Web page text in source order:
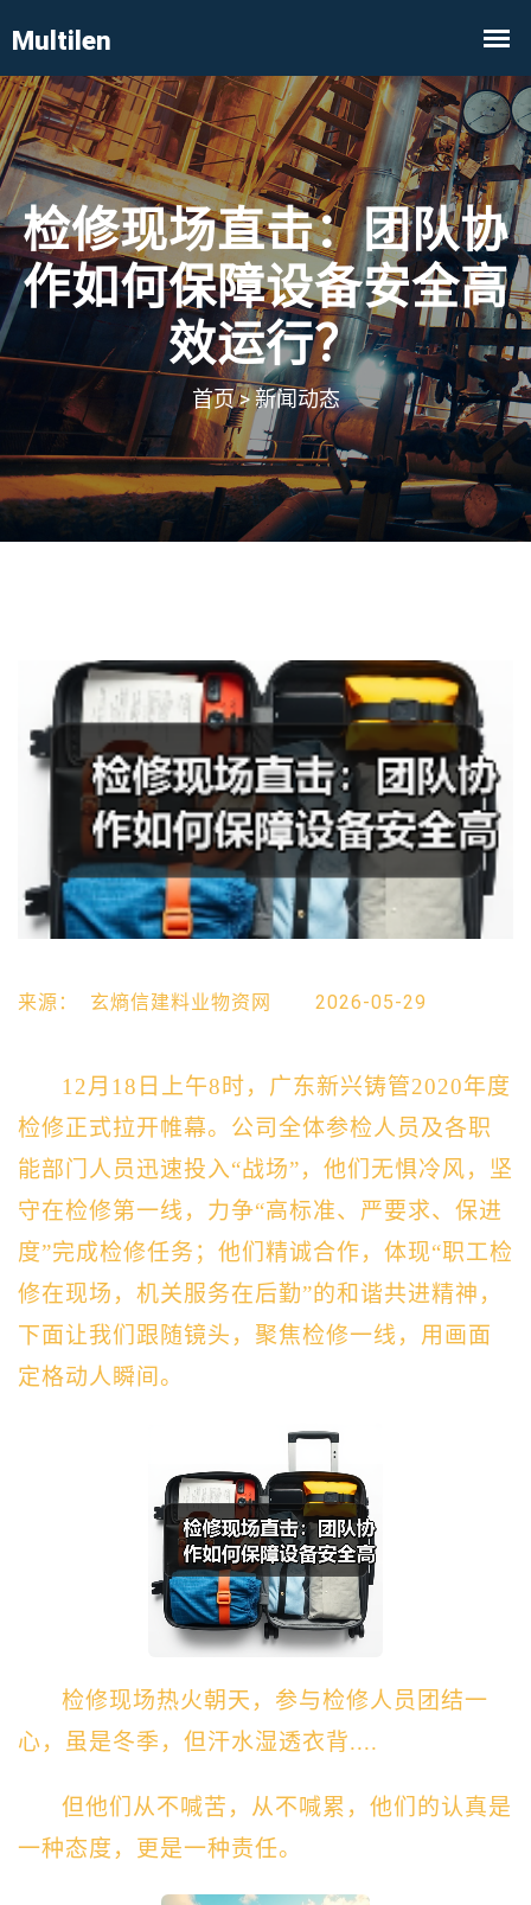
检修现场直击：团队协
作如何保障设备安全高
效运行？
首页>新闻动态
来源： 玄熵信建料业物资网 2026-05-29
12月18日上午8时，广东新兴铸管2020年度
检修正式拉开帷幕。公司全体参检人员及各职
能部门人员迅速投入“战场”，他们无惧冷风，坚
守在检修第一线，力争“高标准、严要求、保进
度”完成检修任务；他们精诚合作，体现“职工检
修在现场，机关服务在后勤”的和谐共进精神，
下面让我们跟随镜头，聚焦检修一线，用画面
定格动人瞬间。
检修现场热火朝天，参与检修人员团结一
心，虽是冬季，但汗水湿透衣背....
但他们从不喊苦，从不喊累，他们的认真是
一种态度，更是一种责任。